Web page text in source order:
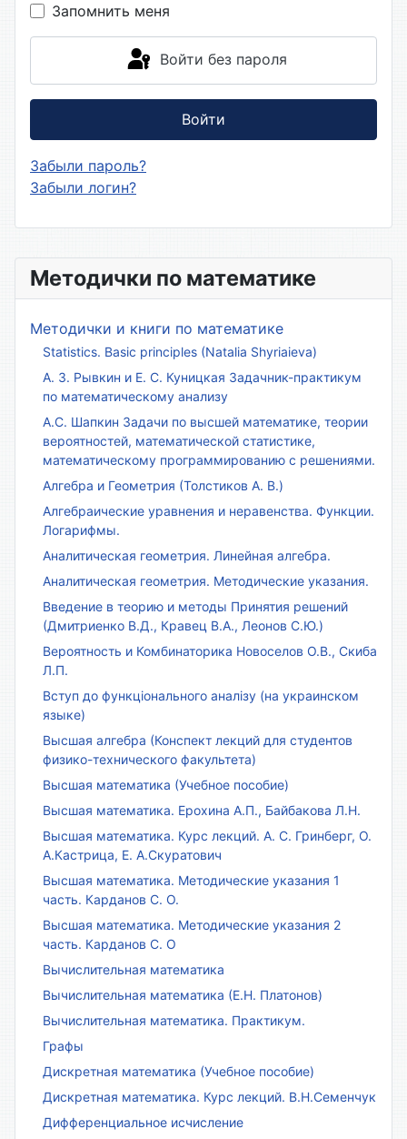
Методички по математике
Методички и книги по математике
Statistics. Basic principles (Natalia Shyriaieva)
А. З. Рывкин и Е. С. Куницкая Задачник-практикум
по математическому анализу
А.С. Шапкин Задачи по высшей математике, теории
вероятностей, математической статистике,
математическому программированию с решениями.
Алгебра и Геометрия (Толстиков А. В.)
Алгебраические уравнения и неравенства. Функции.
Логарифмы.
Аналитическая геометрия. Линейная алгебра.
Аналитическая геометрия. Методические указания.
Введение в теорию и методы Принятия решений
(Дмитриенко В.Д., Кравец В.А., Леонов С.Ю.)
Вероятность и Комбинаторика Новоселов О.В., Скиба
Л.П.
Вступ до функціонального аналізу (на украинском
языке)
Высшая алгебра (Конспект лекций для студентов
физико-технического факультета)
Высшая математика (Учебное пособие)
Высшая математика. Ерохина А.П., Байбакова Л.Н.
Высшая математика. Курс лекций. А. С. Гринберг, О.
А.Кастрица, Е. А.Скуратович
Высшая математика. Методические указания 1
часть. Карданов С. О.
Высшая математика. Методические указания 2
часть. Карданов С. О
Вычислительная математика
Вычислительная математика (Е.Н. Платонов)
Вычислительная математика. Практикум.
Графы
Дискретная математика (Учебное пособие)
Дискретная математика. Курс лекций. В.Н.Семенчук
Дифференциальное исчисление
Запомнить меня
Войти без пароля
Войти
Забыли пароль?
Забыли логин?